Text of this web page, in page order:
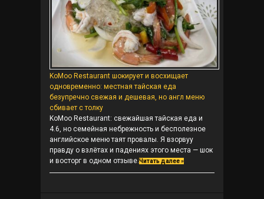
KoMoo Restaurant шокирует и восхищает
одновременно: местная тайская еда
безупречно свежая и дешевая, но англ меню
сбивает с толку
KoMoo Restaurant: свежайшая тайская еда и
4.6, но семейная небрежность и бесполезное
английское меню таят провалы. Я взорвуу
правду о взлётах и падениях этого места — шок
и восторг в одном отзыве.Читать далее »